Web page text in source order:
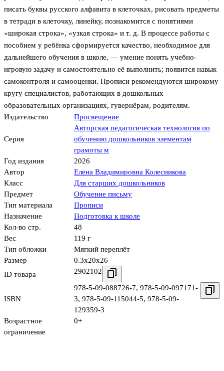
писать буквы русского алфавита в клеточках, рисовать предметы
в тетради в клеточку, линейку, познакомится с понятиями
«широкая строка», «узкая строка» и т. д. В процессе работы с
пособием у ребёнка сформируется качество, необходимое для
дальнейшего обучения в школе, — умение понять учебно-
игровую задачу и самостоятельно её выполнить; появится навык
самоконтроля и самооценки. Прописи рекомендуются широкому
кругу специалистов, работающих в дошкольных
образовательных организациях, гувернёрам, родителям.
Издательство
Просвещение
Серия
Авторская педагогическая технология по
обучению дошкольников элементам
грамоты м
Год издания
2026
Автор
Елена Владимировна Колесникова
Класс
Для старших дошкольников
Предмет
Обучение письму
Тип материала
Прописи
Назначение
Подготовка к школе
Кол-во стр.
48
Вес
119 г
Тип обложки
Мягкий переплёт
Размер
0.3x20x26
ID товара
2902102
ISBN
978-5-09-088726-7, 978-5-09-097171-
3, 978-5-09-115044-5, 978-5-09-
129359-3
Возрастное
ограничение
0+